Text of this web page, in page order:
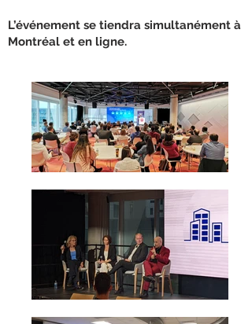
L’événement se tiendra simultanément à
Montréal et en ligne.